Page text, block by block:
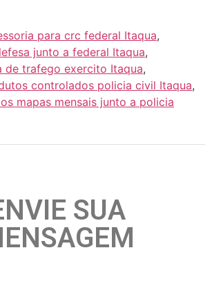
para crc federal Itaqua,
junto a federal Itaqua,
de trafego exercito Itaqua,
controlados policia civil Itaqua,
mapas mensais junto a policia
SUA